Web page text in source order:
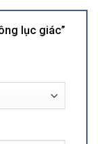
lục giác”